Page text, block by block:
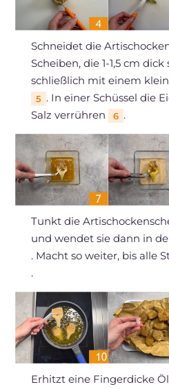
Schneidet die
Scheiben, die 1-1,5 cm dick
schließlich mit einem
5 . In einer Schüssel die
Salz verrühren
6 .
Tunkt die
und wendet sie dann in
. Macht so weiter, bis alle
.
Erhitzt eine Fingerdicke